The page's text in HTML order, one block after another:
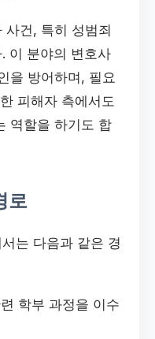
사건, 특히 성범죄
이 분야의 변호사
을 방어하며, 필요
피해자 측에서도
역할을 하기도 합
로
는 다음과 같은 경
학부 과정을 이수